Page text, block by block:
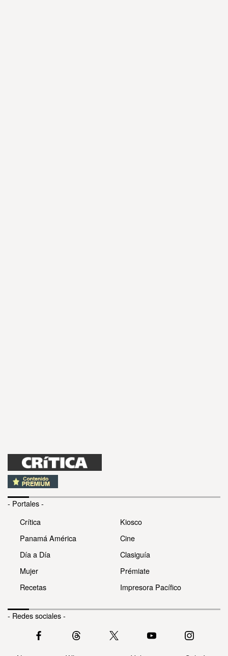
- Portales -
Crítica
Panamá América
Día a Día
Mujer
Recetas
Kiosco
Cine
Clasiguía
Prémiate
Impresora Pacífico
- Redes sociales -